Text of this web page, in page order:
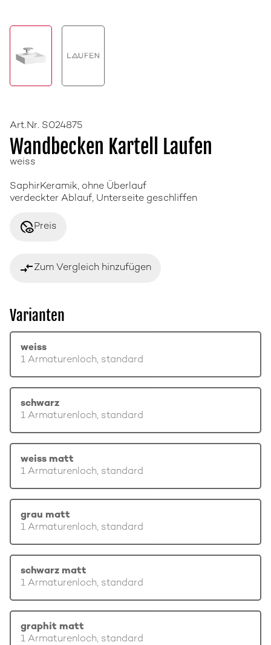
Art.Nr. S024875
Wandbecken Kartell Laufen
weiss
SaphirKeramik, ohne Überlauf
verdeckter Ablauf, Unterseite geschliffen
disabled_visiblePreis
compare_arrowsZum Vergleich hinzufügen
Varianten
weiss
1 Armaturenloch, standard
schwarz
1 Armaturenloch, standard
weiss matt
1 Armaturenloch, standard
grau matt
1 Armaturenloch, standard
schwarz matt
1 Armaturenloch, standard
graphit matt
1 Armaturenloch, standard